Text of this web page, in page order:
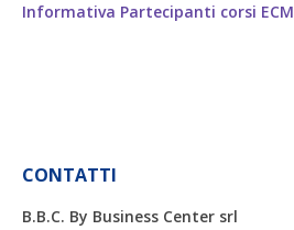
Informativa Partecipanti corsi ECM
CONTATTI
B.B.C. By Business Center srl